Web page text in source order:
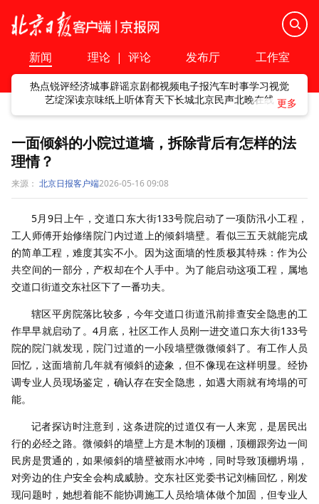
新闻 理论 | 评论 发布厅 工作室
热点锐评经济城事辟谣京剧都视频电子报汽车时事学习视觉
艺绽深读京味纸上听体育天下长城北京民声北晚在线
一面倾斜的小院过道墙，拆除背后有怎样的法
理情？
来源： 北京日报客户端2026-05-16 09:08
5月9日上午，交道口东大街133号院启动了一项防汛小工程，
工人师傅开始修缮院门内过道上的倾斜墙壁。看似三五天就能完成
的简单工程，难度其实不小。因为这面墙的性质极其特殊：作为公
共空间的一部分，产权却在个人手中。为了能启动这项工程，属地
交道口街道交东社区下了一番功夫。
辖区平房院落比较多，今年交道口街道汛前排查安全隐患的工
作早早就启动了。4月底，社区工作人员刚一进交道口东大街133号
院的院门就发现，院门过道的一小段墙壁微微倾斜了。有工作人员
回忆，这面墙前几年就有倾斜的迹象，但不像现在这样明显。经协
调专业人员现场鉴定，确认存在安全隐患，如遇大雨就有垮塌的可
能。
记者探访时注意到，这条进院的过道仅有一人来宽，是居民出
行的必经之路。微倾斜的墙壁上方是木制的顶棚，顶棚跟旁边一间
民房是贯通的，如果倾斜的墙壁被雨水冲垮，同时导致顶棚坍塌，
对旁边的住户安全会构成威胁。交东社区党委书记刘楠回忆，刚发
现问题时，她想着能不能协调施工人员给墙体做个加固，但专业人